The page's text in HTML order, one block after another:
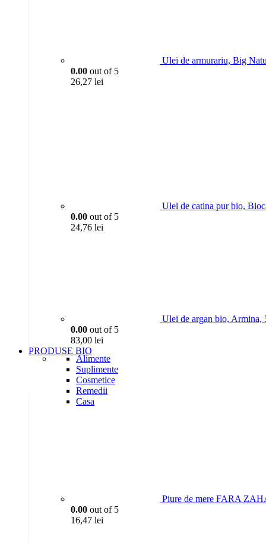
Ulei de armurariu, Big
0.00 out of 5
26,27 lei
Ulei de catina pur bio,
0.00 out of 5
24,76 lei
Ulei de argan bio, Armina,
0.00 out of 5
83,00 lei
PRODUSE BIO
Alimente
Suplimente
Cosmetice
Remedii
Casa
Piure de mere FARA
0.00 out of 5
16,47 lei